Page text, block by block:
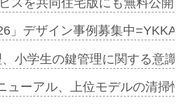
スを共同住宅版にも無料公
」デザイン事例募集中
小学生の鍵管理に関する意
ューアル、上位モデルの清